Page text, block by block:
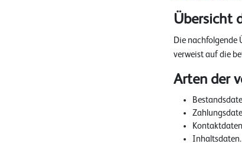
Übersicht
Die nachfolgende
verweist auf die
Arten der
Inhaltsdaten.